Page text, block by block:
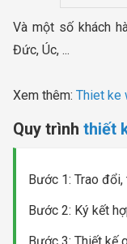
Và một số khách
Đức, Úc, ...
Xem thêm: Thiet ke
Quy trình thiết
Bước 1: Trao
Bước 2: Ký kết
Bước 3: Thiết kế